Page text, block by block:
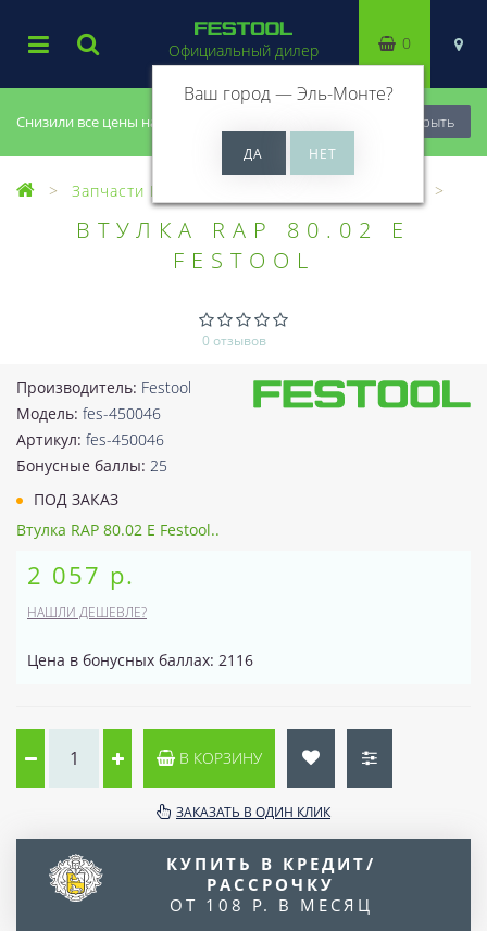
Снизили все цены на 20%, успей купить! Закрыть
Официальный дилер
Ваш город —Эль-Монте?
0
Запчасти Festool
ВТУЛКА RAP 80.02 E
FESTOOL
0 отзывов
Производитель: Festool
Модель: fes-450046
Артикул: fes-450046
Бонусные баллы: 25
ПОД ЗАКАЗ
Втулка RAP 80.02 E Festool..
2 057 р.
НАШЛИ ДЕШЕВЛЕ?
Цена в бонусных баллах: 2116
В КОРЗИНУ
ЗАКАЗАТЬ В ОДИН КЛИК
КУПИТЬ В КРЕДИТ/
РАССРОЧКУ
ОТ 108 Р. В МЕСЯЦ